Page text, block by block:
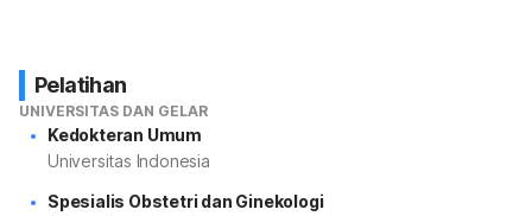
Pelatihan
UNIVERSITAS DAN GELAR
Kedokteran Umum
Universitas Indonesia
Spesialis Obstetri dan Ginekologi